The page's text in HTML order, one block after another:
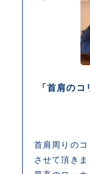
「首肩の
首肩周りの
させて頂きま